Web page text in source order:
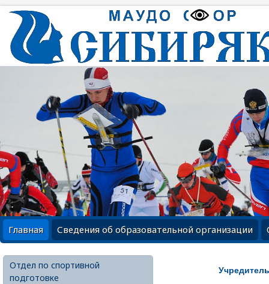
Главная Сведения об образовательной организации
Отдел по спортивной
подготовке